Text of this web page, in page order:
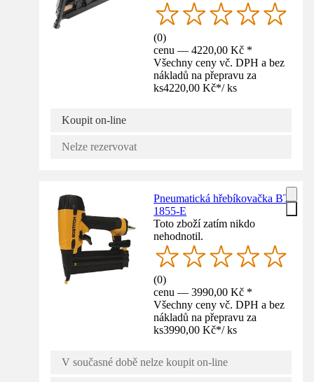
(0)
cenu — 4220,00 Kč *
Všechny ceny vč. DPH a bez
nákladů na přepravu za
ks4220,00 Kč*/ ks
Koupit on-line
Nelze rezervovat
Pneumatická hřebíkovačka BT
1855-E
Toto zboží zatím nikdo
nehodnotil.
(0)
cenu — 3990,00 Kč *
Všechny ceny vč. DPH a bez
nákladů na přepravu za
ks3990,00 Kč*/ ks
V současné době nelze koupit on-line